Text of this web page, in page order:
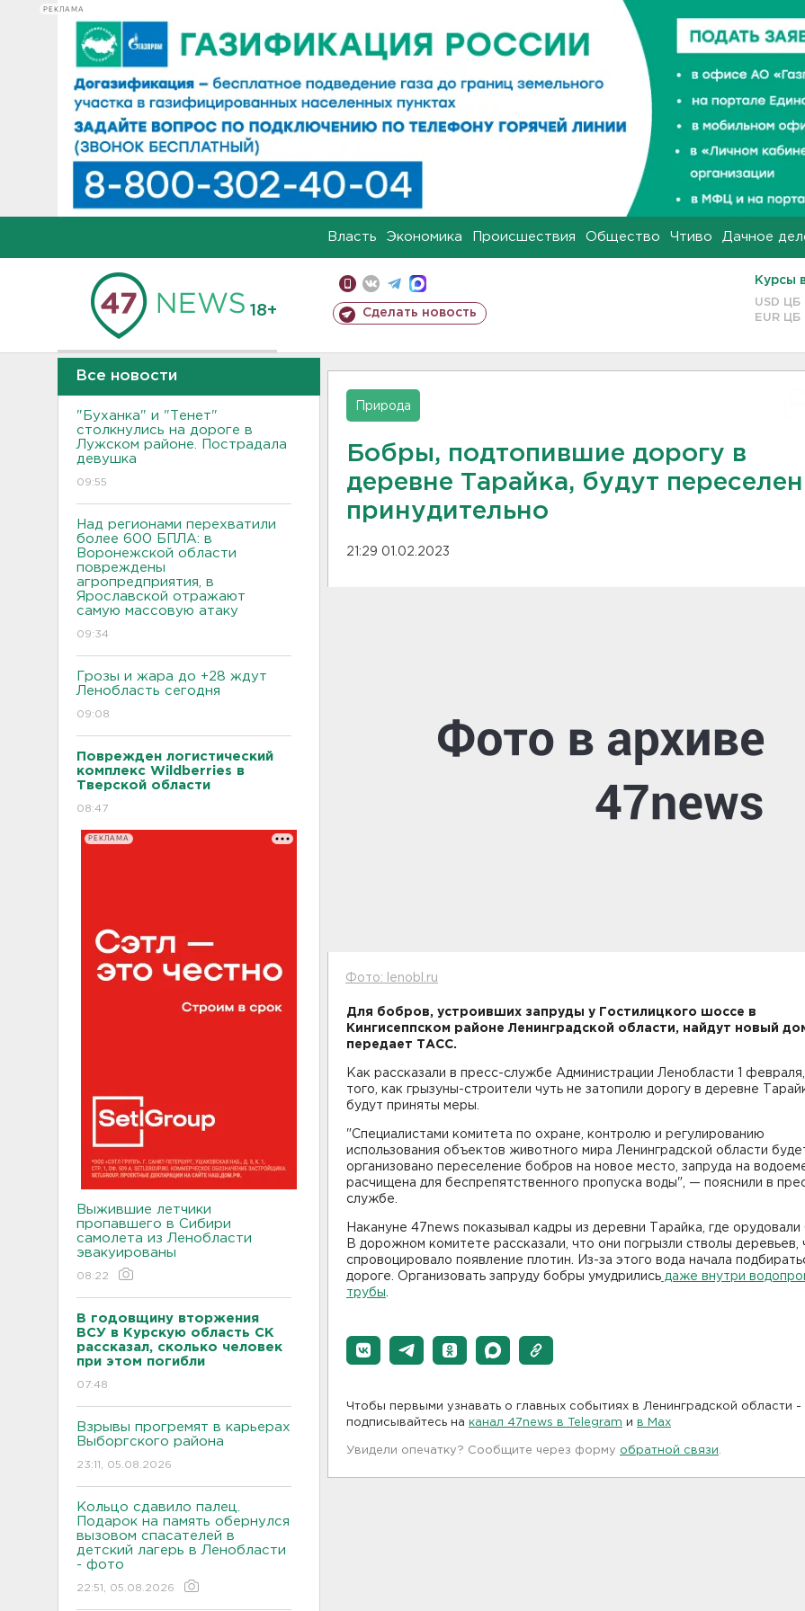
РЕКЛАМА
Власть Экономика Происшествия Общество Чтиво Дачное
18+ Сделать новость
Курсы
USD ЦБ
EUR ЦБ
Все новости
"Буханка" и "Тенет"
столкнулись на дороге в
Лужском районе. Пострадала
девушка
09:55
Над регионами перехватили
более 600 БПЛА: в
Воронежской области
повреждены
агропредприятия, в
Ярославской отражают
самую массовую атаку
09:34
Грозы и жара до +28 ждут
Ленобласть сегодня
09:08
Поврежден логистический
комплекс Wildberries в
Тверской области
08:47
РЕКЛАМА
Выжившие летчики
пропавшего в Сибири
самолета из Ленобласти
эвакуированы
08:22
В годовщину вторжения
ВСУ в Курскую область СК
рассказал, сколько человек
при этом погибли
07:48
Взрывы прогремят в карьерах
Выборгского района
23:11, 05.08.2026
Кольцо сдавило палец.
Подарок на память обернулся
вызовом спасателей в
детский лагерь в Ленобласти
- фото
22:51, 05.08.2026
Природа
Бобры, подтопившие дорогу в
деревне Тарайка, будут
принудительно
21:29 01.02.2023
Фото: lenobl.ru
Для бобров, устроивших запруды у Гостилицкого шоссе в
Кингисеппском районе Ленинградской области, найдут новый
передает ТАСС.
Как рассказали в пресс-службе Администрации Ленобласти 1
того, как грызуны-строители чуть не затопили дорогу в деревне
будут приняты меры.
"Специалистами комитета по охране, контролю и регулированию
использования объектов животного мира Ленинградской области
организовано переселение бобров на новое место, запруда на
расчищена для беспрепятственного пропуска воды", — пояснили в
службе.
Накануне 47news показывал кадры из деревни Тарайка, где орудовали
В дорожном комитете рассказали, что они погрызли стволы деревьев,
спровоцировало появление плотин. Из-за этого вода начала
дороге. Организовать запруду бобры умудрились даже внутри
трубы
Чтобы первыми узнавать о главных событиях в Ленинградской области -
подписывайтесь на канал 47news в Telegram и в Maх
Увидели опечатку? Сообщите через форму обратной связи